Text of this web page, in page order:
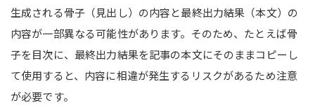
生成される骨子（見出し）の内容と最終出力結果（本文）の
内容が一部異なる可能性があります。そのため、たとえば骨
子を目次に、最終出力結果を記事の本文にそのままコピーし
て使用すると、内容に相違が発生するリスクがあるため注意
が必要です。